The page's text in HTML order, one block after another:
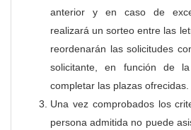
anterior y en caso de
realizará un sorteo entre las
reordenarán las solicitudes
solicitante, en función de
completar las plazas ofrecidas.
Una vez comprobados los
persona admitida no puede